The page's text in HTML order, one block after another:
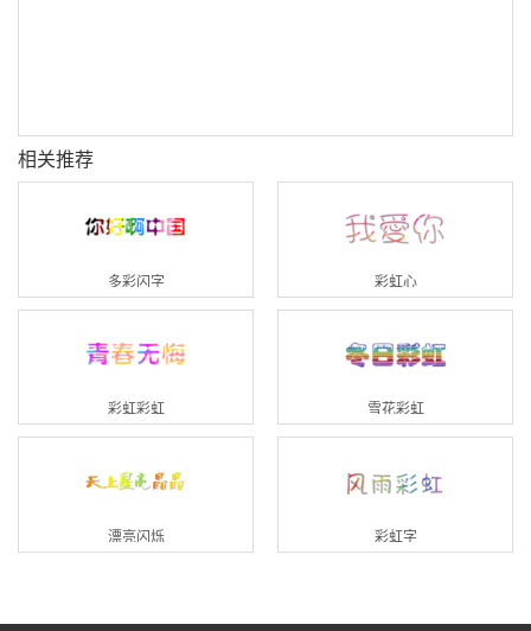
相关推荐
多彩闪字 彩虹心
彩虹彩虹 雪花彩虹
漂亮闪烁 彩虹字